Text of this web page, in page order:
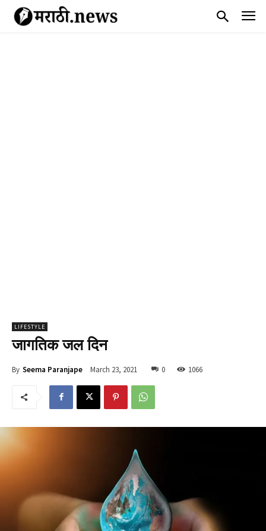
LIFESTYLE
जागतिक जल दिन
By Seema Paranjape March 23, 2021 0 1066